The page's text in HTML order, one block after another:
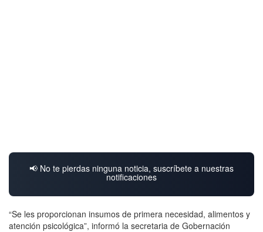
📢 No te pierdas ninguna noticia, suscríbete a nuestras
notificaciones
“Se les proporcionan insumos de primera necesidad, alimentos y
atención psicológica”, informó la secretaria de Gobernación